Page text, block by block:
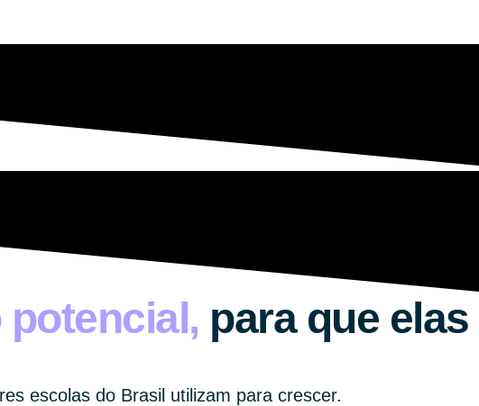
potencial, para que elas
escolas do Brasil utilizam para crescer.